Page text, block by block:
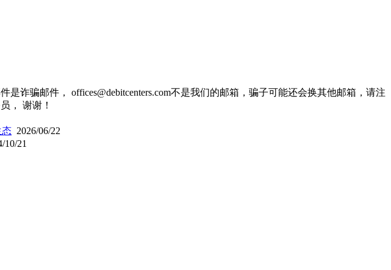
诈骗邮件， offices@debitcenters.com不是我们的邮箱，骗子可能还会换其他邮箱，请注
， 谢谢！
态 2026/06/22
10/21